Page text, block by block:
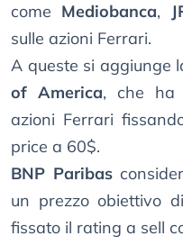
come Mediobanca,
sulle azioni Ferrari.
A queste si aggiunge
of America, che ha
azioni Ferrari
price a 60$.
BNP Paribas
un prezzo obiettivo
fissato il rating a sell